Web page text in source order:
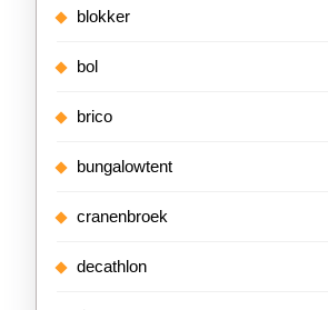
blokker
bol
brico
bungalowtent
cranenbroek
decathlon